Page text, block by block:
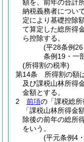
額を、前年の合計
納税義務者につい
定により基礎控除
て算定した総所得
ら控除する。
(平28条例
条例19・一
(所得割の税率)
第14条
所得割の額
及び課税山林所得
金額とする。
2
前項の「課税総
「課税山林所得金
除後の前年の総所
をいう。
(平元条例4